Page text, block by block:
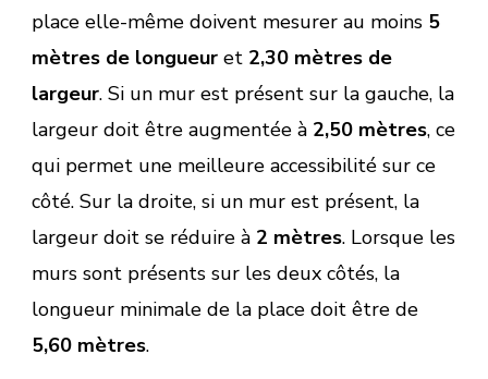
place elle-même doivent mesurer au moins 5
mètres de longueur et 2,30 mètres de
largeur. Si un mur est présent sur la gauche, la
largeur doit être augmentée à 2,50 mètres, ce
qui permet une meilleure accessibilité sur ce
côté. Sur la droite, si un mur est présent, la
largeur doit se réduire à 2 mètres. Lorsque les
murs sont présents sur les deux côtés, la
longueur minimale de la place doit être de
5,60 mètres.